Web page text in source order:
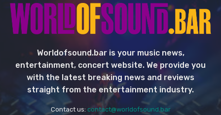
Worldofsound.bar is your music news,
entertainment, concert website. We provide you
with the latest breaking news and reviews
straight from the entertainment industry.
Contact us: contact@worldofsound.bar